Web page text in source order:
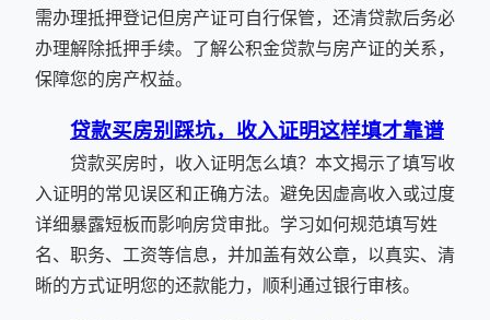
需办理抵押登记但房产证可自行保管，还清贷款后务必
办理解除抵押手续。了解公积金贷款与房产证的关系，
保障您的房产权益。
贷款买房别踩坑，收入证明这样填才靠谱
贷款买房时，收入证明怎么填？本文揭示了填写收
入证明的常见误区和正确方法。避免因虚高收入或过度
详细暴露短板而影响房贷审批。学习如何规范填写姓
名、职务、工资等信息，并加盖有效公章，以真实、清
晰的方式证明您的还款能力，顺利通过银行审核。